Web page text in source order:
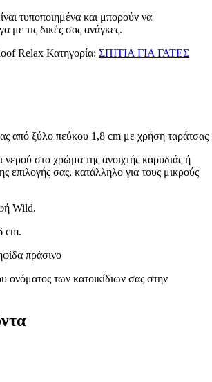
τυποποιημένα και μπορούν να
με τις δικές σας ανάγκες.
Relax Κατηγορία: ΣΠΙΤΙΑ ΓΙΑ ΓΑΤΕΣ
από ξύλο πεύκου 1,8 cm με χρήση ταράτσας
στο χρώμα της ανοιχτής καρυδιάς ή
επιλογής σας, κατάλληλο για τους μικρούς
Wild.
cm.
πράσινο
ονόματος των κατοικίδιων σας στην